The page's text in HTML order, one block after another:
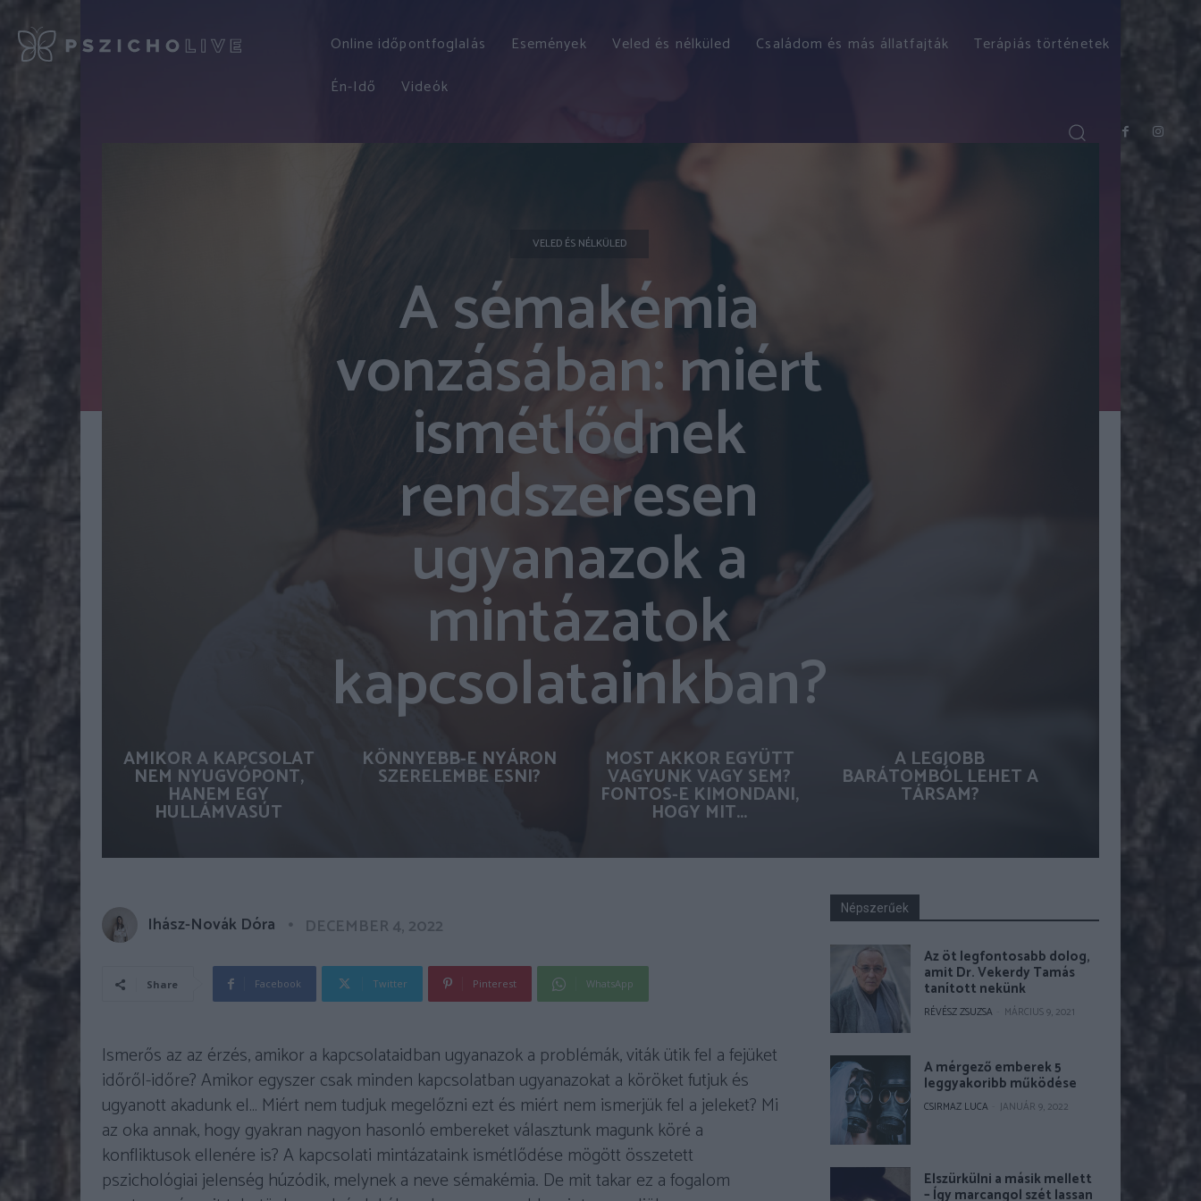
Online időpontfoglalás Események Veled és nélküled Családom és más állatfajták
Terápiás történetek
Én-Idő
Videók
VELED ÉS NÉLKÜLED
A sémakémia
vonzásában: miért
ismétlődnek
rendszeresen
ugyanazok a
mintázatok
kapcsolatainkban?
AMIKOR A KAPCSOLAT
NEM NYUGVÓPONT,
HANEM EGY
HULLÁMVASÚT
KÖNNYEBB-E NYÁRON
SZERELEMBE ESNI?
MOST AKKOR EGYÜTT
VAGYUNK VAGY SEM?
FONTOS-E KIMONDANI,
HOGY MIT...
A LEGJOBB
BARÁTOMBÓL LEHET A
TÁRSAM?
Ihász-Novák Dóra DECEMBER 4, 2022
Share Facebook Twitter Pinterest WhatsApp
Ismerős az az érzés, amikor a kapcsolataidban ugyanazok a problémák, viták ütik fel a fejüket
időről-időre? Amikor egyszer csak minden kapcsolatban ugyanazokat a köröket futjuk és
ugyanott akadunk el… Miért nem tudjuk megelőzni ezt és miért nem ismerjük fel a jeleket? Mi
az oka annak, hogy gyakran nagyon hasonló embereket választunk magunk köré a
konfliktusok ellenére is? A kapcsolati mintázataink ismétlődése mögött összetett
pszichológiai jelenség húzódik, melynek a neve sémakémia. De mit takar ez a fogalom
Népszerűek
Az öt legfontosabb dolog,
amit Dr. Vekerdy Tamás
tanított nekünk
RÉVÉSZ ZSUZSA MÁRCIUS 9, 2021
A mérgező emberek 5
leggyakoribb működése
CSIRMAZ LUCA JANUÁR 9, 2022
Elszürkülni a másik mellett
– Így marcangol szét lassan